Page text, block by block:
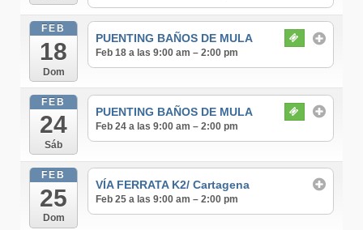
FEB
18
Dom
PUENTING BAÑOS DE MULA
Feb 18 a las 9:00 am – 2:00 pm
FEB
24
Sáb
PUENTING BAÑOS DE MULA
Feb 24 a las 9:00 am – 2:00 pm
FEB
25
Dom
VÍA FERRATA K2/ Cartagena
Feb 25 a las 9:00 am – 2:00 pm